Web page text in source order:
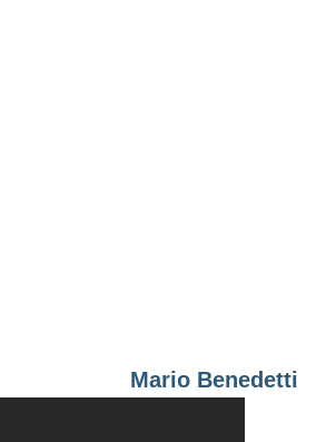
Mario Benedetti